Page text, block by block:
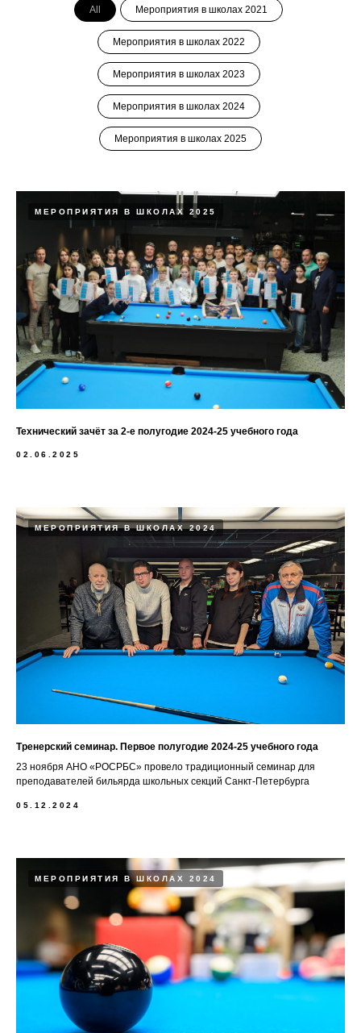
All Мероприятия в школах 2021
Мероприятия в школах 2022
Мероприятия в школах 2023
Мероприятия в школах 2024
Мероприятия в школах 2025
МЕРОПРИЯТИЯ В ШКОЛАХ 2025
Технический зачёт за 2-е полугодие 2024-25 учебного года
02.06.2025
МЕРОПРИЯТИЯ В ШКОЛАХ 2024
Тренерский семинар. Первое полугодие 2024-25 учебного года
23 ноября АНО «РОСРБС» провело традиционный семинар для
преподавателей бильярда школьных секций Санкт-Петербурга
05.12.2024
МЕРОПРИЯТИЯ В ШКОЛАХ 2024